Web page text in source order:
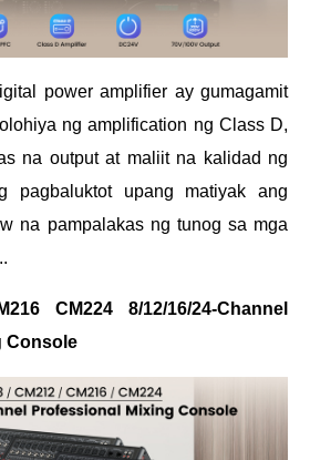
power amplifier ay gumagamit
ng amplification ng Class D,
na output at maliit na kalidad ng
pagbaluktot upang matiyak ang
na pampalakas ng tunog sa mga
CM224 8/12/16/24-Channel
Console